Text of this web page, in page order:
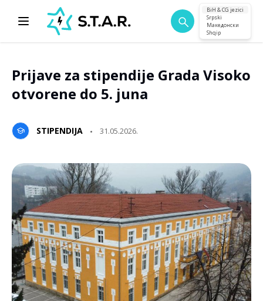
BiH & CG jezici
Srpski
Македонски
Shqip
Prijave za stipendije Grada Visoko
otvorene do 5. juna
STIPENDIJA 31.05.2026.